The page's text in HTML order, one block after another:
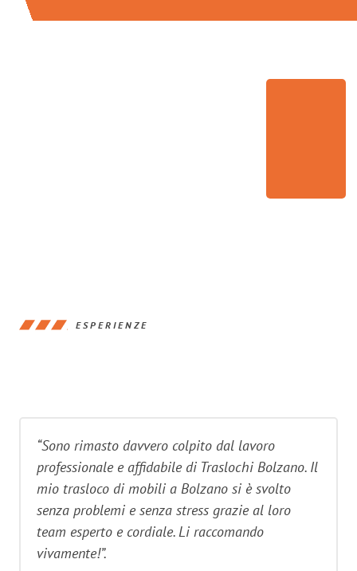
ESPERIENZE
“Sono rimasto davvero colpito dal lavoro
professionale e affidabile di Traslochi Bolzano. Il
mio trasloco di mobili a Bolzano si è svolto
senza problemi e senza stress grazie al loro
team esperto e cordiale. Li raccomando
vivamente!”.